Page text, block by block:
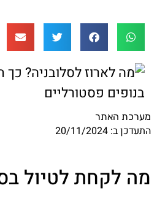
מערכת האתר
התעדכן ב: 20/11/2024
מה לקחת לטיול